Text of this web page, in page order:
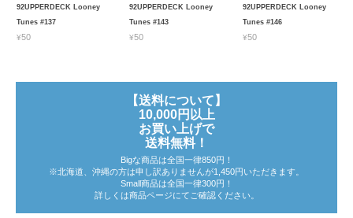
92UPPERDECK Looney
Tunes #137
¥50
92UPPERDECK Looney
Tunes #143
¥50
92UPPERDECK Looney
Tunes #146
¥50
【送料について】
10,000円以上
お買い上げで
送料無料！
Bigな商品は全国一律850円！
※北海道、沖縄の方は申し訳ありませんが1,450円いただきます。
Small商品は全国一律300円！
詳しくは商品ページにてご確認ください。